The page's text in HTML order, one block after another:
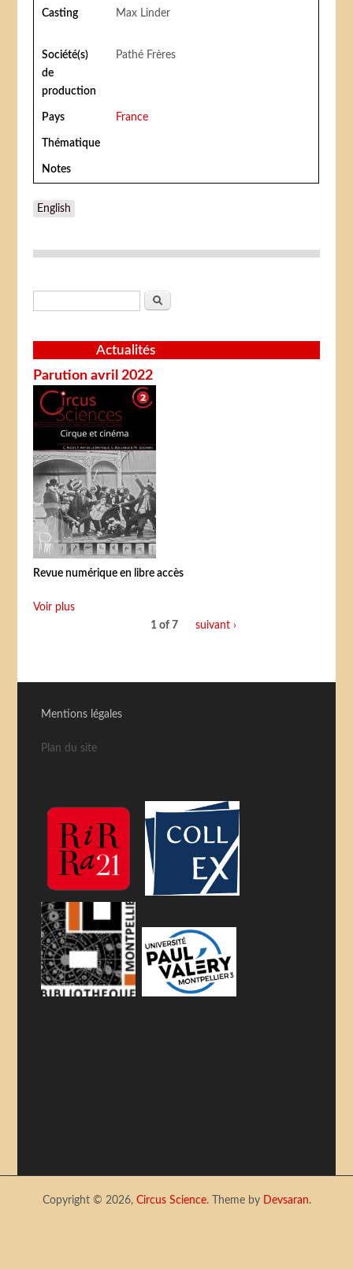
Casting Max Linder
Société(s)
de
production
Pathé Frères
Pays France
Thématique
Notes
English
Formulaire de recherche
Rechercher
Actualités
Parution avril 2022
Revue numérique en libre accès
Voir plus
1 of 7
suivant ›
Mentions légales
Plan du site
Copyright © 2026, Circus Science. Theme by Devsaran.